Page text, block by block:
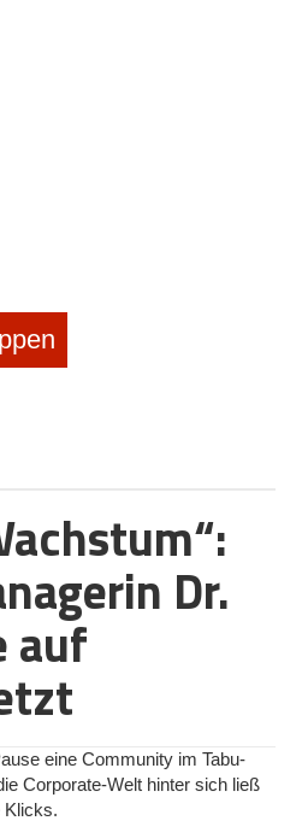
Dr.
auf
eine Community im Tabu-
Corporate-Welt hinter sich ließ
Klicks.